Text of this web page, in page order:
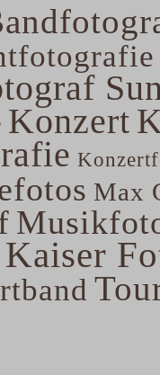
Konzert
Max
Kaiser